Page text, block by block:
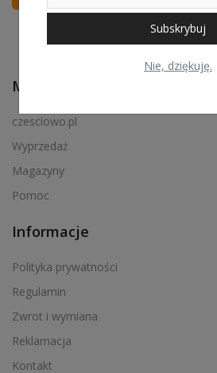
Subskrybuj
Nie, dziękuję.
Menu podręczne
czesciowo.pl
Wyprzedaż
Magazyny
Pomoc
Informacje
Polityka prywatności
Regulamin
Zwrot i wymiana
Reklamacja
Kontakt